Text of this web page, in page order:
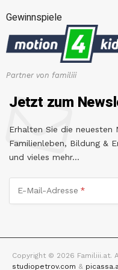
Gewinnspiele
Partner von familiii
Jetzt zum
Erhalten Sie die
Familienleben, Bildung &
und vieles mehr...
E-Mail-Adresse
Copyright © 2026
studiopetrov.com &